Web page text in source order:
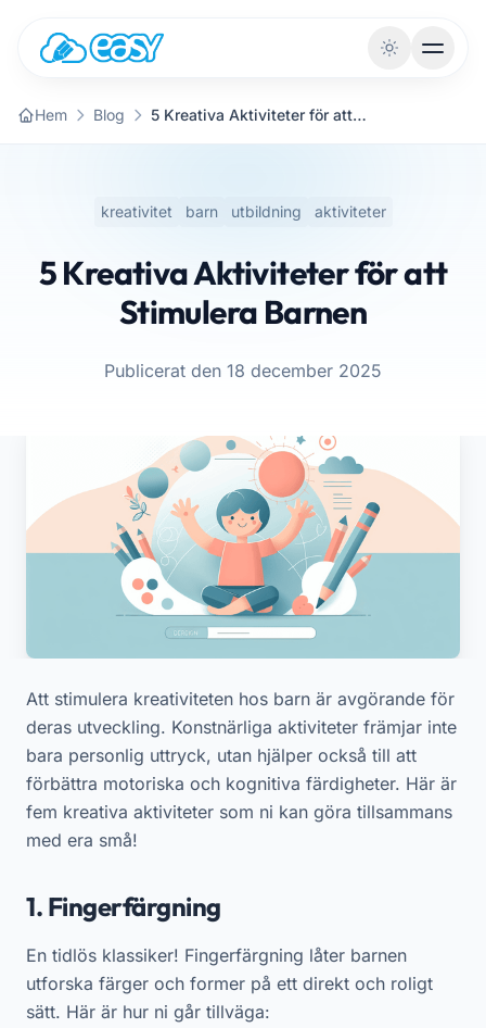
Hem Blog 5 Kreativa Aktiviteter för att Stimulera Barnen
kreativitet barn utbildning aktiviteter
5 Kreativa Aktiviteter för att
Stimulera Barnen
Publicerat den 18 december 2025
Att stimulera kreativiteten hos barn är avgörande för
deras utveckling. Konstnärliga aktiviteter främjar inte
bara personlig uttryck, utan hjälper också till att
förbättra motoriska och kognitiva färdigheter. Här är
fem kreativa aktiviteter som ni kan göra tillsammans
med era små!
1. Fingerfärgning
En tidlös klassiker! Fingerfärgning låter barnen
utforska färger och former på ett direkt och roligt
sätt. Här är hur ni går tillväga: